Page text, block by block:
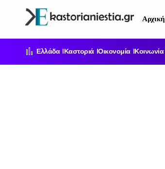
Αρχική
Ελλάδα Καστοριά Οικονομία Κοινωνία